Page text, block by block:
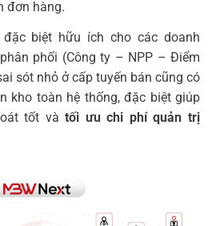
đơn hàng.
biệt hữu ích cho các doanh
phối (Công ty – NPP – Điểm
sót nhỏ ở cấp tuyến bán cũng có
kho toàn hệ thống, đặc biệt giúp
tốt vàtối ưu chi phí quản trị